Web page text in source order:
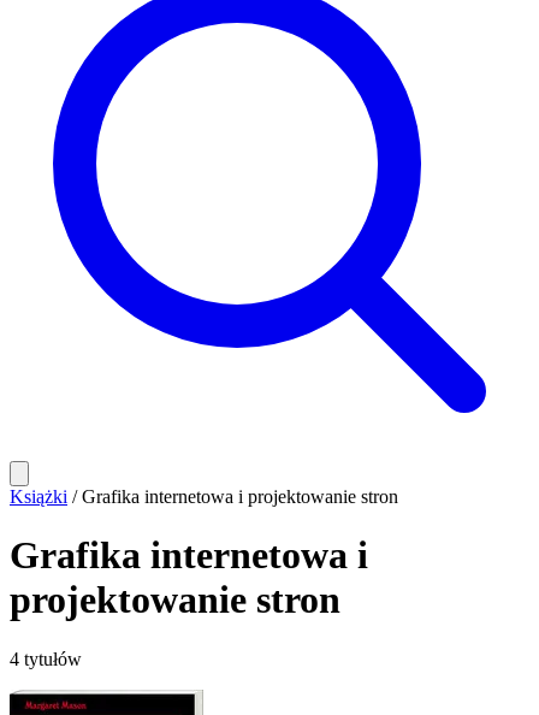
Książki / Grafika internetowa i projektowanie stron
Grafika internetowa i
projektowanie stron
4 tytułów